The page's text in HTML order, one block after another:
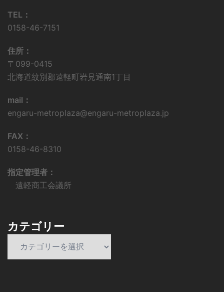
TEL：
0158-46-7151
住所：
〒099-0415
北海道紋別郡遠軽町岩見通南1丁目
mail：
engaru-metroplaza@engaru-metroplaza.jp
FAX：
0158-46-8310
指定管理者：
遠軽商工会議所
カテゴリー